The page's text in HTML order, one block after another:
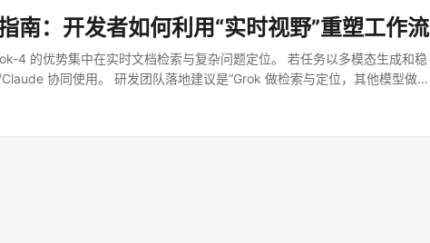
南：开发者如何利用“实时视野”重塑工作流
4 的优势集中在实时文档检索与复杂问题定位。 若任务以多模态生成和稳
协同使用。 研发团队落地建议是“Grok 做检索与定位，其他模型做审
02-23 ...